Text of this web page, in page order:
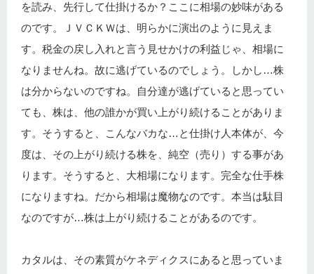
を読み、先行して仕掛けるか？ここに相場の妙味がある
のです。ＪＶＣＫＷは、明らかに演出のように見えま
す。税金の戻し入れと言う見せかけの利益じゃ、相場に
なりませんね。故に逃げているのでしょう。しかし…株
は分からないのですね。自分達が逃げていると思ってい
ても、株は、他の誰かが買い上がり続けることがありま
す。そうすると、こんなバカな…と仕掛け人本体が、今
度は、その上がり続ける株を、純空（売り）する事があ
ります。そうすると、大相場になります。完全な仕手株
になりますね。だから相場は魔物なのです。本当は駄目
なのですが…株は上がり続けることがあるのです。
カタルは、その素質がケネディクスにあると思っていま